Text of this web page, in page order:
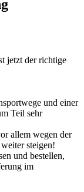
jetzt der richtige
und einer
Teil sehr
allem wegen der
steigen!
und bestellen,
im